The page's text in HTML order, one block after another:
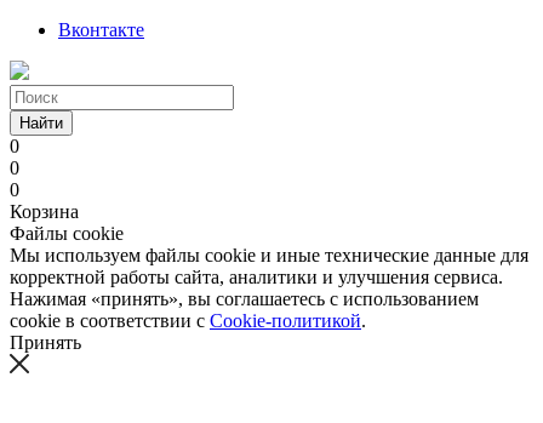
Вконтакте
Найти
0
0
0
Корзина
Файлы cookie
Мы используем файлы cookie и иные технические данные для
корректной работы сайта, аналитики и улучшения сервиса.
Нажимая «принять», вы соглашаетесь с использованием
cookie в соответствии с Cookie-политикой.
Принять